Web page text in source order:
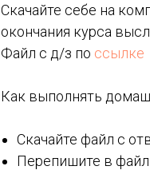
Скачайте себе на
окончания курса
Файл с д/з по ссылке
Как выполнять
Скачайте файл с
Перепишите в